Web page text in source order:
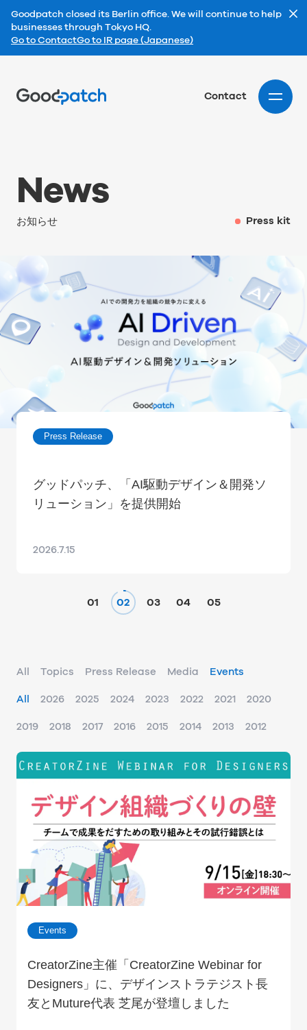
Goodpatch closed its Berlin office. We will continue to help
businesses through Tokyo HQ.
Go to ContactGo to IR page (Japanese)
Contact
News
お知らせ Press kit
Press Release
グッドパッチ、「AI駆動デザイン＆開発ソ
リューション」を提供開始
2026.7.15
01 02 03 04 05
All Topics Press Release Media Events
All 2026 2025 2024 2023 2022 2021 2020
2019 2018 2017 2016 2015 2014 2013 2012
Events
CreatorZine主催「CreatorZine Webinar for
Designers」に、デザインストラテジスト長
友とMuture代表 芝尾が登壇しました